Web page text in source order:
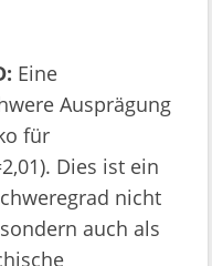
Eine
Ausprägung
für
Dies ist ein
nicht
auch als